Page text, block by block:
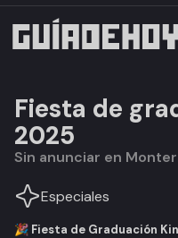
Fiesta de
2025
Sin anunciar en
Especiales
🎉 Fiesta de Graduación